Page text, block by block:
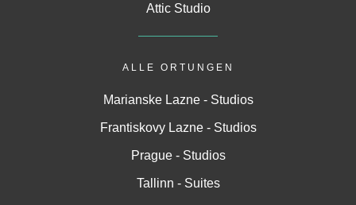
ALLE ORTUNGEN
Marianske Lazne - Studios
Frantiskovy Lazne - Studios
Tallinn - Suites
Prague - Studios
Attic Studio